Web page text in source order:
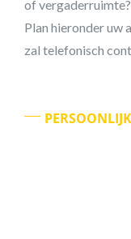
of
Plan hieronder uw
zal telefonisch